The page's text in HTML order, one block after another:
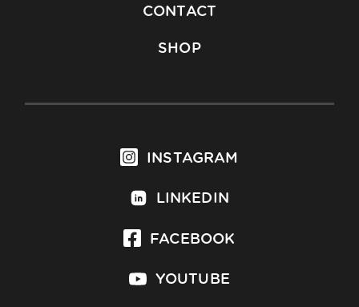
CONTACT
SHOP
INSTAGRAM
LINKEDIN
FACEBOOK
YOUTUBE